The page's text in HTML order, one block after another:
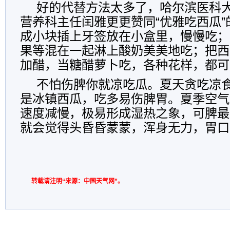
好的代替方法太多了，哈尔滨医科
营养科主任闰雅更更赞同“优雅吃西瓜
成小块插上牙签放在小盒里，慢慢吃
果等混在一起淋上酸奶美美地吃；把
加醋，当糖醋萝卜吃，各种花样，都
不怕伤脾你就凉吃瓜。夏天贪吃凉
是冰镇西瓜，吃多易伤脾胃。夏季空
速度减慢，极易形成湿热之象，可脾
就会觉得头昏昏蒙蒙，浑身无力，胃
转载请注明“来源：中国天气网”。